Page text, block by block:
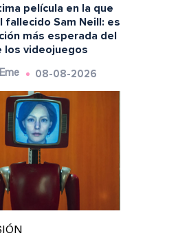
película en la que
fallecido Sam Neill: es
más esperada del
los videojuegos
08-08-2026